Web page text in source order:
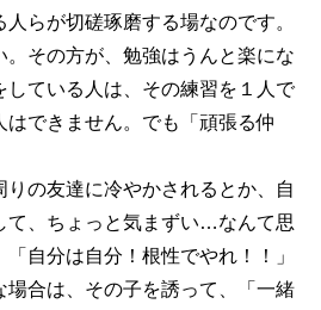
らが切磋琢磨する場なのです。
。その方が、勉強はうんと楽にな
している人は、その練習を１人で
はできません。でも「頑張る仲
りの友達に冷やかされるとか、自
て、ちょっと気まずい…なんて思
自分は自分！根性でやれ！！」
場合は、その子を誘って、「一緒